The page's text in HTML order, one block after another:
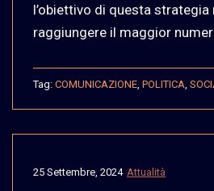
l’obiettivo di questa
raggiungere il maggior
Tag: COMUNICAZIONE POLITICA
Attualità
25 Settembre, 2024